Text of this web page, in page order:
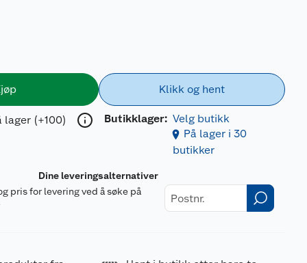
lager (+100)
Klikk og hent
Butikklager: Velg butikk
På lager i 30
butikker
Dine leveringsalternativer
pris for levering ved å søke på